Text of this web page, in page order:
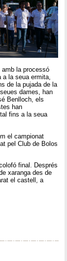
la processó
a la seua ermita,
de la pujada de la
dames, han
Benlloch, els
han
fins a la seua
el campionat
pel Club de Bolos
final. Després
xaranga des de
el castell, a